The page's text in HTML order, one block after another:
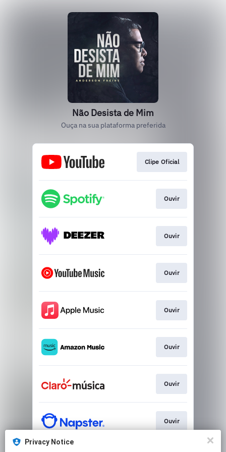
Privacy Notice
Não Desista de Mim
Ouça na sua plataforma preferida
Clipe Oficial
Ouvir
Ouvir
Ouvir
Ouvir
Ouvir
Ouvir
Ouvir